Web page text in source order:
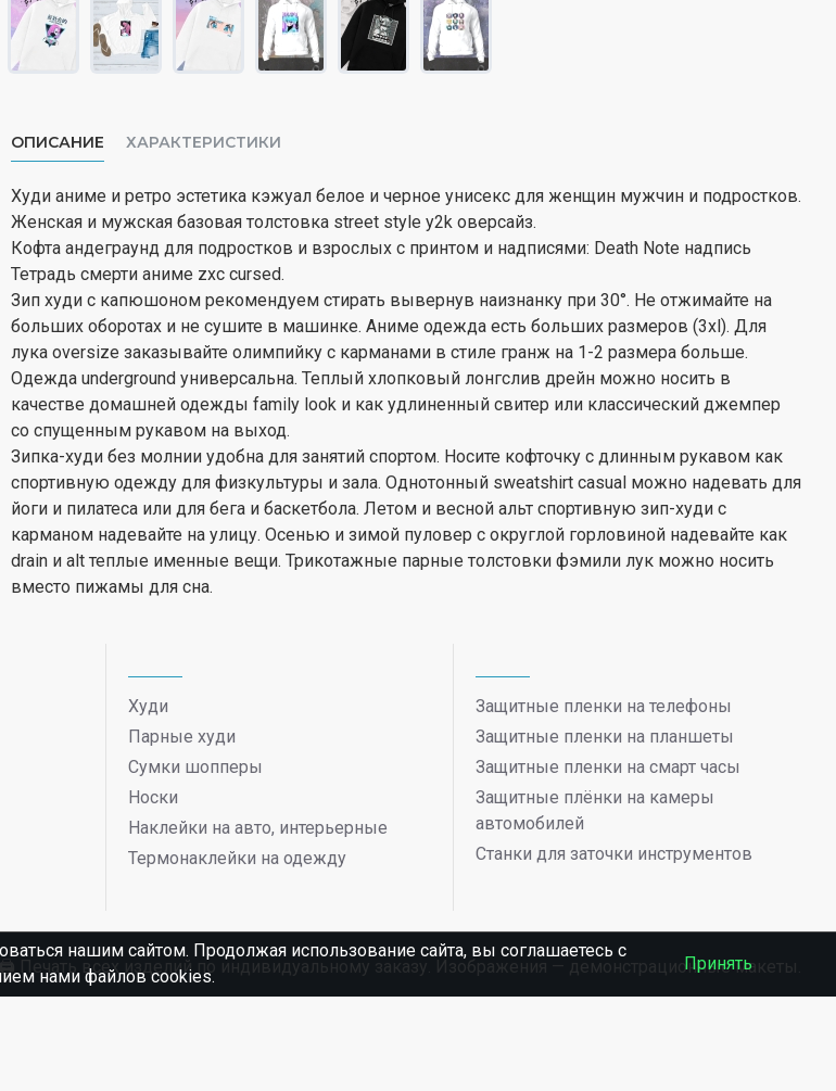
ОПИСАНИЕ ХАРАКТЕРИСТИКИ
Худи аниме и ретро эстетика кэжуал белое и черное унисекс для женщин мужчин и подростков.
Женская и мужская базовая толстовка street style y2k оверсайз.
Кофта андеграунд для подростков и взрослых с принтом и надписями: Death Note надпись
Тетрадь смерти аниме zxc cursed.
Зип худи с капюшоном рекомендуем стирать вывернув наизнанку при 30°. Не отжимайте на
больших оборотах и не сушите в машинке. Аниме одежда есть больших размеров (3xl). Для
лука oversize заказывайте олимпийку с карманами в стиле гранж на 1-2 размера больше.
Одежда underground универсальна. Теплый хлопковый лонгслив дрейн можно носить в
качестве домашней одежды family look и как удлиненный свитер или классический джемпер
со спущенным рукавом на выход.
Зипка-худи без молнии удобна для занятий спортом. Носите кофточку с длинным рукавом как
спортивную одежду для физкультуры и зала. Однотонный sweatshirt casual можно надевать для
йоги и пилатеса или для бега и баскетбола. Летом и весной альт спортивную зип-худи с
карманом надевайте на улицу. Осенью и зимой пуловер с округлой горловиной надевайте как
drain и alt теплые именные вещи. Трикотажные парные толстовки фэмили лук можно носить
вместо пижамы для сна.
Худи
Парные худи
Сумки шопперы
Носки
Наклейки на авто, интерьерные
Термонаклейки на одежду
Защитные пленки на телефоны
Защитные пленки на планшеты
Защитные пленки на смарт часы
Защитные плёнки на камеры
автомобилей
Станки для заточки инструментов
Печать всех изделий по индивидуальному заказу. Изображения — демонстрационные макеты.
нашим сайтом. Продолжая использование сайта, вы соглашаетесь c
нами файлов cookies.
Принять